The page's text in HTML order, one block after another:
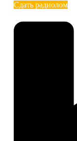
Сдать радиолом